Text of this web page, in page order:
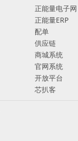
正能量电子网
正能量ERP
配单
供应链
商城系统
官网系统
开放平台
芯扒客